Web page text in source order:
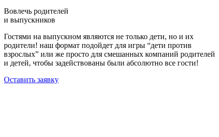
Вовлечь родителей
и выпускников
Гостями на выпускном являются не только дети, но и их
родители! наш формат подойдет для игры “дети против
взрослых” или же просто для смешанных компаний родителей
и детей, чтобы задействованы были абсолютно все гости!
Оставить заявку